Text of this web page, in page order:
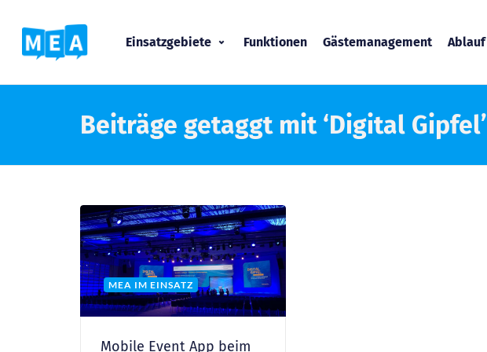
Einsatzgebiete Funktionen Gästemanagement Ablauf
Beiträge getaggt mit ‘Digital Gipfel’
MEA IM EINSATZ
Mobile Event App beim